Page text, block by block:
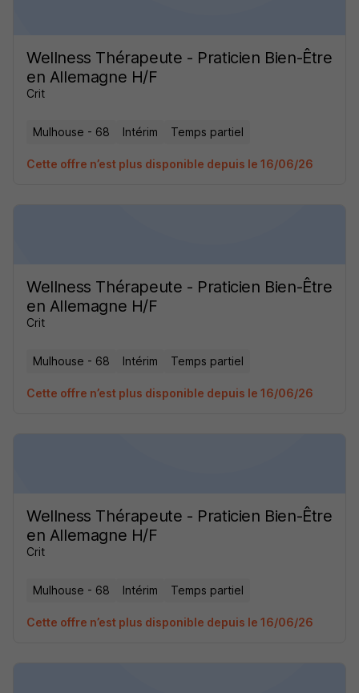
Wellness Thérapeute - Praticien Bien-Être
en Allemagne H/F
Crit
Mulhouse - 68 Intérim Temps partiel
Cette offre n’est plus disponible depuis le 16/06/26
Wellness Thérapeute - Praticien Bien-Être
en Allemagne H/F
Crit
Mulhouse - 68 Intérim Temps partiel
Cette offre n’est plus disponible depuis le 16/06/26
Wellness Thérapeute - Praticien Bien-Être
en Allemagne H/F
Crit
Mulhouse - 68 Intérim Temps partiel
Cette offre n’est plus disponible depuis le 16/06/26